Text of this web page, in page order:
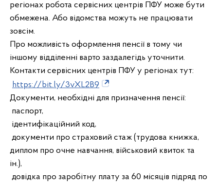
регіонах робота сервісних центрів ПФУ може бути
обмежена. Або відомства можуть не працювати
зовсім.
Про можливість оформлення пенсії в тому чи
іншому відділенні варто заздалегідь уточнити.
Контакти сервісних центрів ПФУ у регіонах тут:
https://bit.ly/3vXL2B9
Документи, необхідні для призначення пенсії:
паспорт,
ідентифікаційний код,
документи про страховий стаж (трудова книжка,
диплом про очне навчання, військовий квиток та
ін.),
довідка про заробітну плату за 60 місяців підряд по